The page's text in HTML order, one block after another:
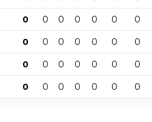
0 0 0 0 0 0 0
0 0 0 0 0 0 0
0 0 0 0 0 0 0
0 0 0 0 0 0 0